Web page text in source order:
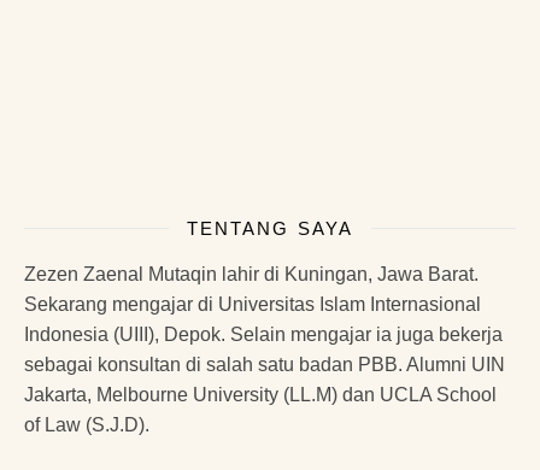
TENTANG SAYA
Zezen Zaenal Mutaqin lahir di Kuningan, Jawa Barat.
Sekarang mengajar di Universitas Islam Internasional
Indonesia (UIII), Depok. Selain mengajar ia juga bekerja
sebagai konsultan di salah satu badan PBB. Alumni UIN
Jakarta, Melbourne University (LL.M) dan UCLA School
of Law (S.J.D).